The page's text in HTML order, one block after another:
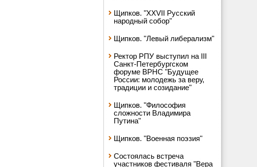
Щипков. "XXVII Русский
народный собор"
Щипков. "Левый либерализм"
Ректор РПУ выступил на III
Санкт-Петербургском
форуме ВРНС "Будущее
России: молодежь за веру,
традиции и созидание"
Щипков. "Философия
сложности Владимира
Путина"
Щипков. "Военная поэзия"
Состоялась встреча
участников фестиваля "Вера